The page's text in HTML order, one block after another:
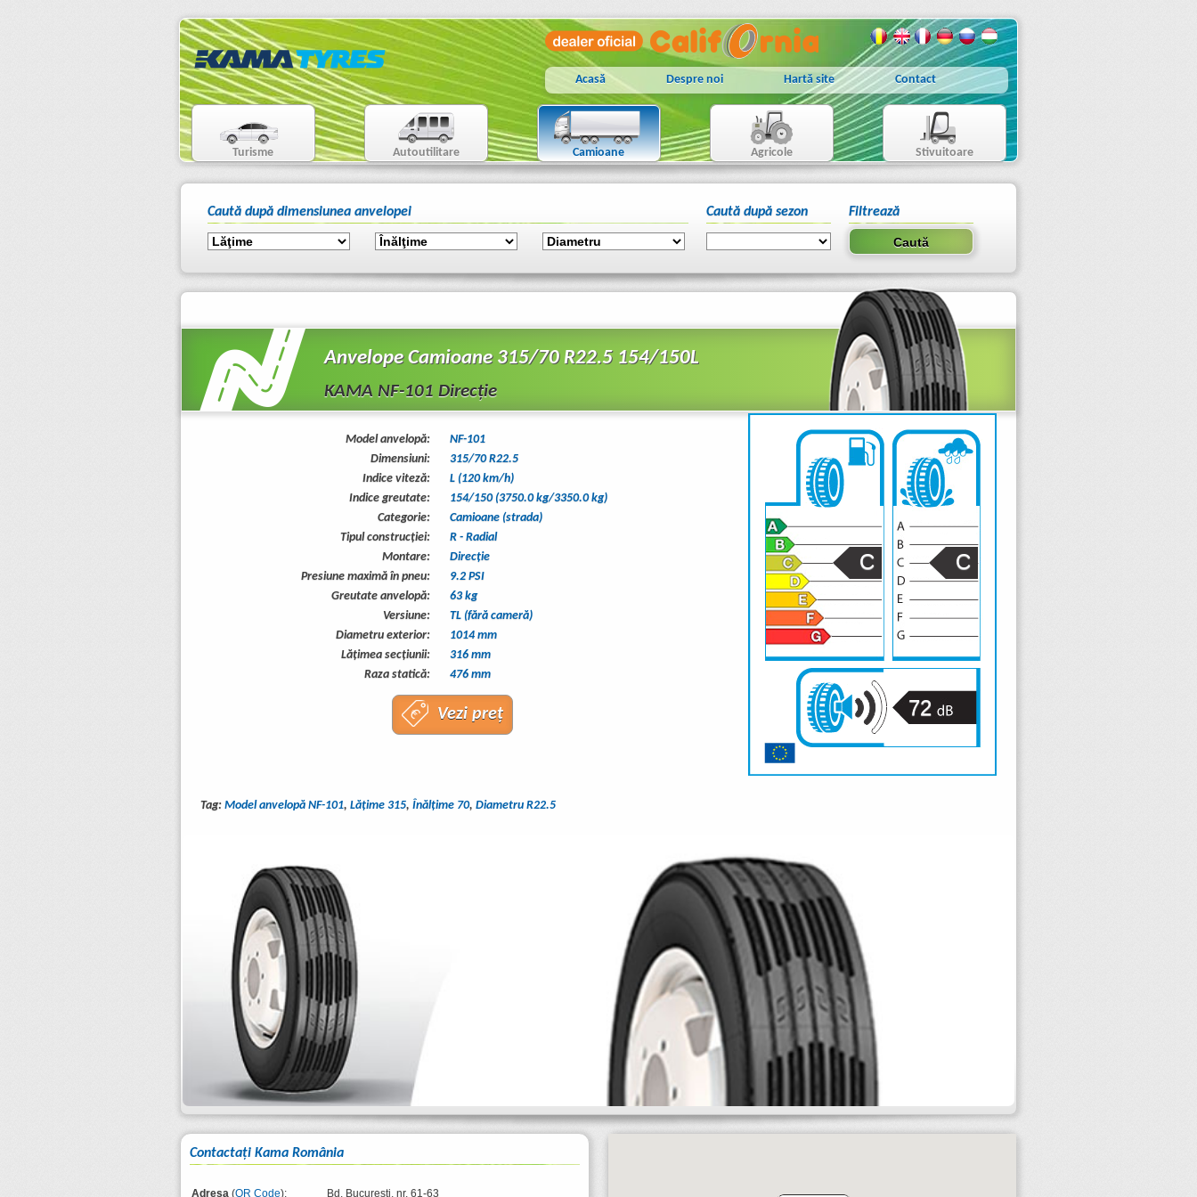
Acasă Despre noi Hartă site Contact
Turisme Autoutilitare Camioane Agricole Stivuitoare
Caută după dimensiunea anvelopei Caută după sezon Filtrează
Anvelope Camioane 315/70 R22.5 154/150L
KAMA NF-101 Direcție
Model anvelopă:
NF-101
Dimensiuni:
315/70 R22.5
Indice viteză:
L (120 km/h)
Indice greutate:
154/150 (3750.0 kg/3350.0 kg)
Categorie:
Camioane (strada)
Tipul construcţiei:
R - Radial
Montare:
Direcție
Presiune maximă în pneu:
9.2 PSI
Greutate anvelopă:
63 kg
Versiune:
TL (fără cameră)
Diametru exterior:
1014 mm
Lăţimea secţiunii:
316 mm
Raza statică:
476 mm
Vezi preț
C C
72
Tag: Model anvelopă NF-101, Lăţime 315, Înălţime 70, Diametru R22.5
Contactaţi Kama România
Adresa (QR Code): Bd. București, nr. 61-63